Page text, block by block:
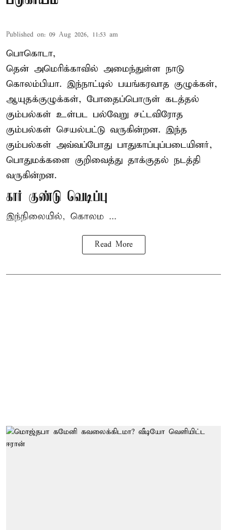
Published on: 09 Aug 2026, 11:53 am
பொகொடா,
தென் அமெரிக்காவில் அமைந்துள்ள நாடு
கொலம்பியா. இந்நாட்டில் பயங்கரவாத குழுக்கள்,
ஆயுதக்குழுக்கள், போதைப்பொருள் கடத்தல்
கும்பல்கள் உள்பட பல்வேறு சட்டவிரோத
கும்பல்கள் செயல்பட்டு வருகின்றன. இந்த
கும்பல்கள் அவ்வப்போது பாதுகாப்புப்படையினர்,
பொதுமக்களை குறிவைத்து தாக்குதல் நடத்தி
வருகின்றன.
கார் குண்டு வெடிப்பு
இந்நிலையில், கொலம ...
Read More